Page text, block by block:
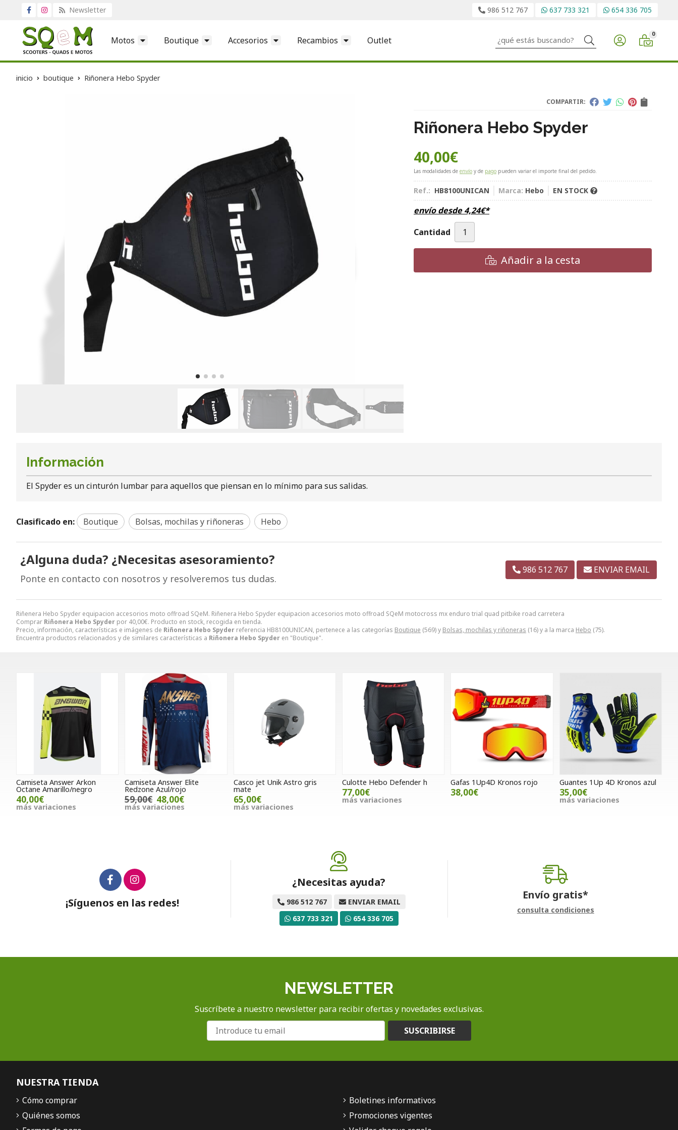
Newsletter 986 512 767 637 733 321 654 336 705
Motos Boutique Accesorios Recambios Outlet Buscar 0
inicio boutique Riñonera Hebo Spyder
COMPARTIR:
Riñonera Hebo Spyder
40,00€
Las modalidades de envío y de pago pueden variar el importe final del pedido.
Ref.: HB8100UNICAN Marca: Hebo EN STOCK
envío desde4,24€*
Cantidad
Añadir a la cesta
Riñenera Hebo Spyder equipacion accesorios moto offroad SQeM. Riñenera Hebo Spyder equipacion accesorios moto offroad SQeM motocross mx enduro trial quad pitbike road carretera
Comprar Riñonera Hebo Spyder por 40,00€. Producto en stock, recogida en tienda.
Precio, información, características e imágenes de Riñonera Hebo Spyder referencia HB8100UNICAN, pertenece a las categorías Boutique (569) y Bolsas, mochilas y riñoneras (16) y a la marca Hebo (75).
Encuentra productos relacionados y de similares características a Riñonera Hebo Spyder en "Boutique".
Información
El Spyder es un cinturón lumbar para aquellos que piensan en lo mínimo para sus salidas.
Clasificado en: Boutique Bolsas, mochilas y riñoneras Hebo
¿Alguna duda? ¿Necesitas asesoramiento?
Ponte en contacto con nosotros y resolveremos tus dudas.
986 512 767 ENVIAR EMAIL
Camiseta Answer Arkon
Octane Amarillo/negro
40,00€
más variaciones
Camiseta Answer Elite
Redzone Azul/rojo
59,00€ 48,00€
más variaciones
Casco jet Unik Astro gris
mate
65,00€
más variaciones
Culotte Hebo Defender h
77,00€
más variaciones
Gafas 1Up4D Kronos rojo
38,00€
Guantes 1Up 4D Kronos azul
35,00€
más variaciones
¡Síguenos en las redes!
¿Necesitas ayuda?
986 512 767
ENVIAR EMAIL
637 733 321
654 336 705
Envío gratis*
consulta condiciones
NEWSLETTER
Suscríbete a nuestro newsletter para recibir ofertas y novedades exclusivas.
SUSCRIBIRSE
NUESTRA TIENDA
Cómo comprar
Quiénes somos
Boletines informativos
Promociones vigentes